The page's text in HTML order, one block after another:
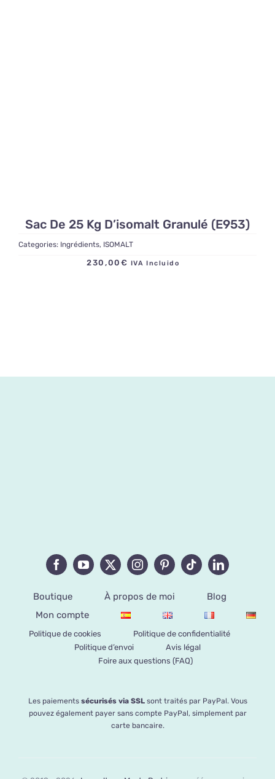
Sac De 25 Kg D’isomalt Granulé (E953)
Categories: Ingrédients, ISOMALT
230,00 € IVA Incluido
Boutique À propos de moi
Blog
Mon compte
Politique de cookies
Politique de confidentialité
Politique d’envoi
Avis légal
Foire aux questions (FAQ)
Les paiementssécurisés via SSLsont traités par PayPal. Vous
pouvez également payer sans compte PayPal, simplement par
carte bancaire.